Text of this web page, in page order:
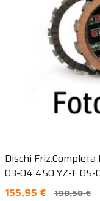
Dischi
03-04 450 YZ-F 05-
155,95 €
190,50 €